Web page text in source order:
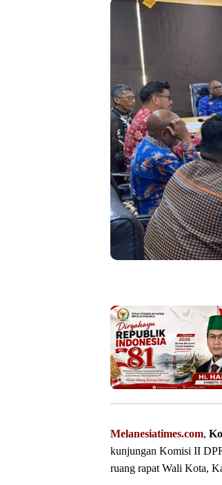
Melanesiatimes.com,
kunjungan Komisi II
ruang rapat Wali Kota,